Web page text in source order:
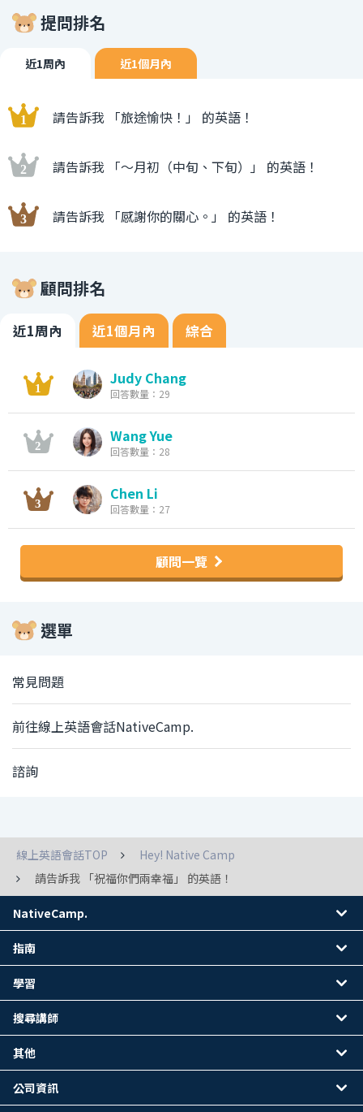
提問排名
近1周內 近1個月內
請告訴我 「旅途愉快！」 的英語！
請告訴我 「〜月初（中旬、下旬）」 的英語！
請告訴我 「感謝你的關心。」 的英語！
顧問排名
近1周內 近1個月內 綜合
Judy Chang
回答數量：29
Wang Yue
回答數量：28
Chen Li
回答數量：27
顧問一覽
選單
常見問題
前往線上英語會話NativeCamp.
諮詢
線上英語會話TOP
Hey! Native Camp
請告訴我 「祝福你們兩幸福」 的英語！
NativeCamp.
指南
學習
搜尋講師
其他
公司資訊